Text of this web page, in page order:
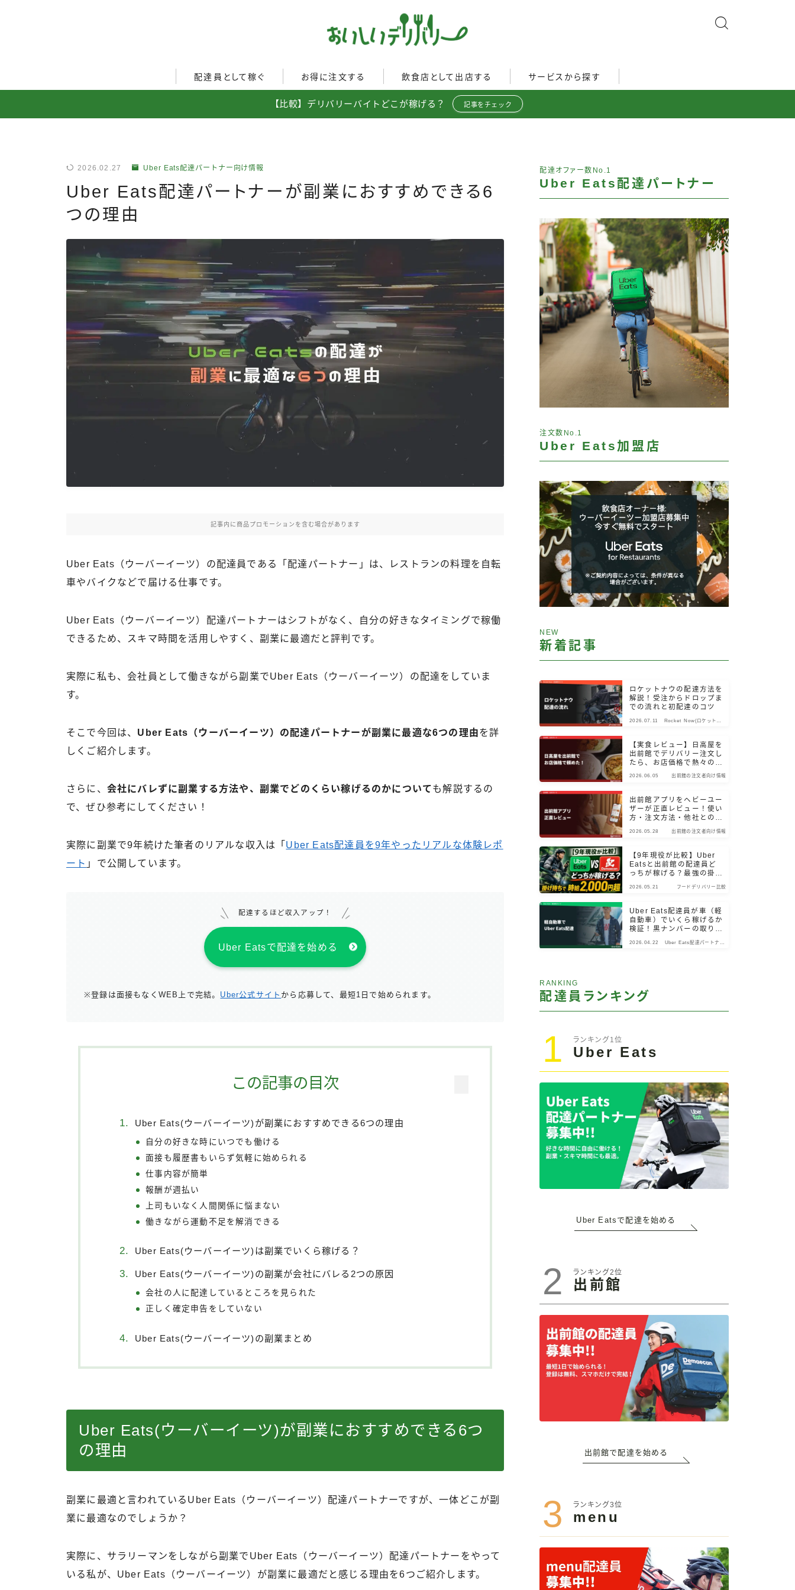
配達員として稼ぐ
配達員の体験談・口コミ
お得に注文する
Uber Eatsの注文ガイド
飲食店として出店する
Uber Eats加盟店ガイド
サービスから探す
Uber Eats
【比較】デリバリーバイトどこが稼げる？ 記事をチェック
2026.02.27 Uber Eats配達パートナー向け情報
Uber Eats配達パートナーが副業におすすめできる6
つの理由
記事内に商品プロモーションを含む場合があります
Uber Eats（ウーバーイーツ）の配達員である「配達パートナー」は、レストランの料理を自転
車やバイクなどで届ける仕事です。
Uber Eats（ウーバーイーツ）配達パートナーはシフトがなく、自分の好きなタイミングで稼働
できるため、スキマ時間を活用しやすく、副業に最適だと評判です。
実際に私も、会社員として働きながら副業でUber Eats（ウーバーイーツ）の配達をしていま
す。
そこで今回は、 Uber Eats（ウーバーイーツ）の配達パートナーが副業に最適な6つの理由を詳
しくご紹介します。
さらに、 会社にバレずに副業する方法や、副業でどのくらい稼げるのかについても解説するの
で、ぜひ参考にしてください！
実際に副業で9年続けた筆者のリアルな収入は「 Uber Eats配達員を9年やったリアルな体験レポ
ート 」で公開しています。
配達するほど収入アップ！
Uber Eatsで配達を始める
※登録は面接もなくWEB上で完結。 Uber公式サイト から応募して、最短1日で始められます。
この記事の目次
Uber Eats(ウーバーイーツ)が副業におすすめできる6つの理由
自分の好きな時にいつでも働ける
面接も履歴書もいらず気軽に始められる
仕事内容が簡単
報酬が週払い
上司もいなく人間関係に悩まない
働きながら運動不足を解消できる
Uber Eats(ウーバーイーツ)は副業でいくら稼げる？
Uber Eats(ウーバーイーツ)の副業が会社にバレる2つの原因
会社の人に配達しているところを見られた
正しく確定申告をしていない
Uber Eats(ウーバーイーツ)の副業まとめ
Uber Eats(ウーバーイーツ)が副業におすすめできる6つ
の理由
副業に最適と言われているUber Eats（ウーバーイーツ）配達パートナーですが、一体どこが副
業に最適なのでしょうか？
実際に、サラリーマンをしながら副業でUber Eats（ウーバーイーツ）配達パートナーをやって
いる私が、Uber Eats（ウーバーイーツ）が副業に最適だと感じる理由を6つご紹介します。
配達オファー数No.1
Uber Eats配達パートナー
注文数No.1
Uber Eats加盟店
NEW
新着記事
ロケットナウの配達方法を
解説！受注からドロップま
での流れと初配達のコツ
2026.07.11
Rocket Now(ロケットナ
【実食レビュー】日高屋を
出前館でデリバリー注文し
たら、お店価格で熱々のま
2026.06.05 出前館の注文者向け情報
出前館アプリをヘビーユー
ザーが正直レビュー！使い
方・注文方法・他社との違
2026.05.28 出前館の注文者向け情報
【9年現役が比較】Uber
Eatsと出前館の配達員ど
っちが稼げる？最強の掛け
2026.05.21 フードデリバリー比較
Uber Eats配達員が車（軽
自動車）でいくら稼げるか
検証！黒ナンバーの取り
2026.04.22
Uber Eats配達パートナー
RANKING
配達員ランキング
1 ランキング1位
Uber Eats
Uber Eatsで配達を始める
2 ランキング2位
出前館
出前館で配達を始める
3 ランキング3位
menu